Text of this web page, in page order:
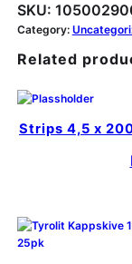
SKU:
Category:
Related
Strips 4,5 x